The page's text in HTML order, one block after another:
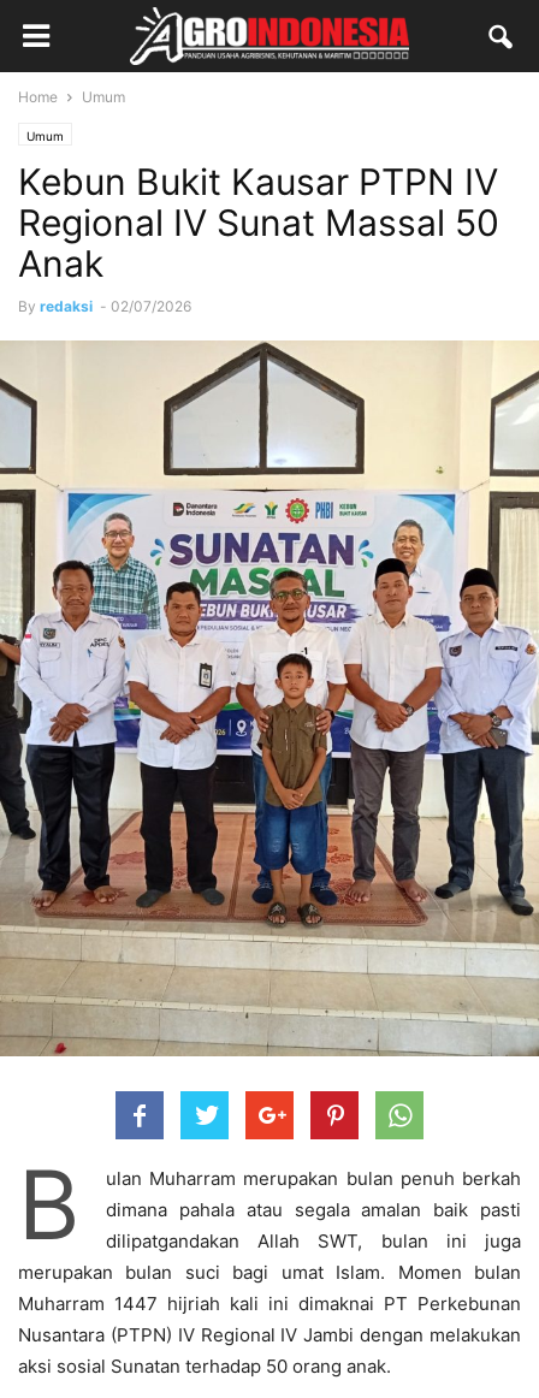
Home Umum
Umum
Kebun Bukit Kausar PTPN IV
Regional IV Sunat Massal 50
Anak
By redaksi - 02/07/2026
B
ulan Muharram merupakan bulan penuh berkah
dimana pahala atau segala amalan baik pasti
dilipatgandakan Allah SWT, bulan ini juga
merupakan bulan suci bagi umat Islam. Momen bulan
Muharram 1447 hijriah kali ini dimaknai PT Perkebunan
Nusantara (PTPN) IV Regional IV Jambi dengan melakukan
aksi sosial Sunatan terhadap 50 orang anak.